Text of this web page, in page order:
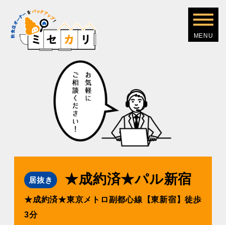
居抜き ★成約済★パル新宿
★成約済★東京メトロ副都⼼線【東新宿】徒歩
3分